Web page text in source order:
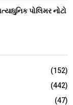
પોલિમર નોટો
(152)
(442)
(47)